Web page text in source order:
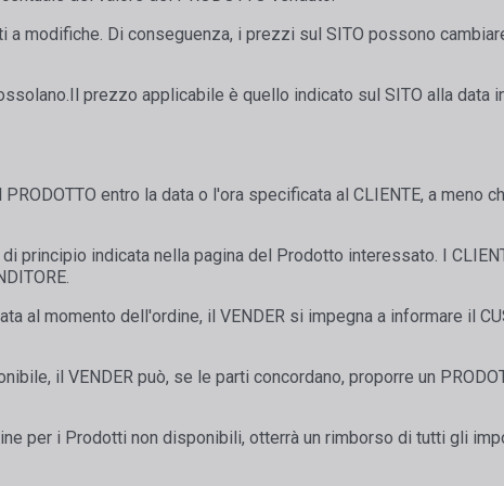
modifiche. Di conseguenza, i prezzi sul SITO possono
prezzo applicabile è quello indicato sul SITO alla data
entro la data o l'ora specificata al CLIENTE, a meno
principio indicata nella pagina del Prodotto interessato. I
al momento dell'ordine, il VENDER si impegna a informare il
il VENDER può, se le parti concordano, proporre un
per i Prodotti non disponibili, otterrà un rimborso di tutti gli